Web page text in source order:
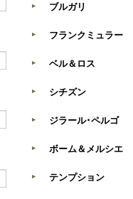
ブルガリ
フランクミュラー
ベル＆ロス
シチズン
ジラール･ペルゴ
ボーム＆メルシエ
テンプション